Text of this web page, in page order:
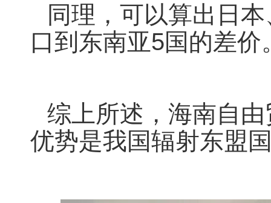
同理，可以算出日
口到东南亚5国的差价
综上所述， 海南自
优势是我国辐射东盟